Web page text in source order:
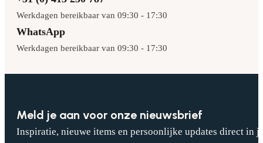
Werkdagen bereikbaar van 09:30 - 17:30
WhatsApp
Werkdagen bereikbaar van 09:30 - 17:30
Meld je aan voor onze nieuwsbrief
Inspiratie, nieuwe items en persoonlijke updates direct in